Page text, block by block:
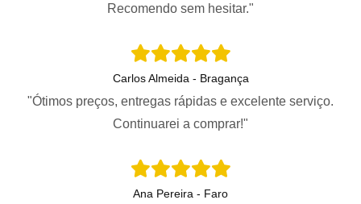
Recomendo sem hesitar."
Carlos Almeida - Bragança
"Ótimos preços, entregas rápidas e excelente serviço.
Continuarei a comprar!"
Ana Pereira - Faro